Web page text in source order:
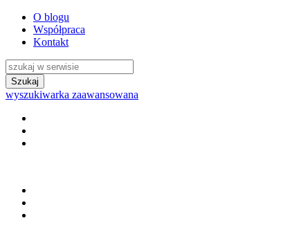
O blogu
Współpraca
Kontakt
wyszukiwarka zaawansowana